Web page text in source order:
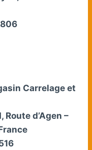
Carrelage et
Route d’Agen –